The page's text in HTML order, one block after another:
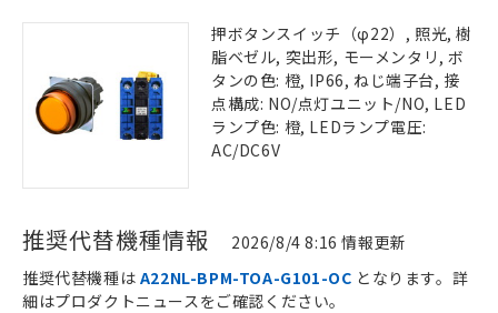
押ボタンスイッチ（φ22）, 照光, 樹
脂ベゼル, 突出形, モーメンタリ, ボ
タンの色: 橙, IP66, ねじ端子台, 接
点構成: NO/点灯ユニット/NO, LED
ランプ色: 橙, LEDランプ電圧:
AC/DC6V
推奨代替機種情報 2026/8/4 8:16 情報更新
推奨代替機種は A22NL-BPM-TOA-G101-OC となります。詳
細はプロダクトニュースをご確認ください。